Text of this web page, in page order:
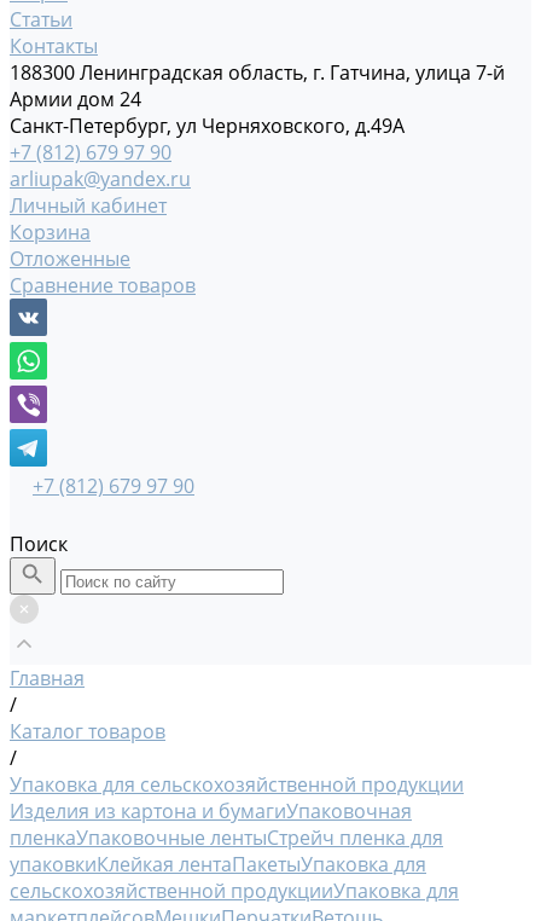
Статьи
Контакты
188300 Ленинградская область, г. Гатчина, улица 7-й
Армии дом 24
Санкт-Петербург, ул Черняховского, д.49А
+7 (812) 679 97 90
arliupak@yandex.ru
Личный кабинет
Корзина
Отложенные
Сравнение товаров
+7 (812) 679 97 90
Поиск
Главная
/
Каталог товаров
/
Упаковка для сельскохозяйственной продукции
Изделия из картона и бумагиУпаковочная
пленкаУпаковочные лентыСтрейч пленка для
упаковкиКлейкая лентаПакетыУпаковка для
сельскохозяйственной продукцииУпаковка для